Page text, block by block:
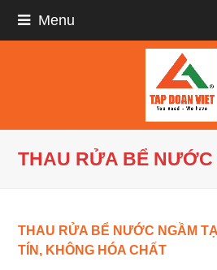
Menu
THAU RỬA BỂ NƯỚC
THAU RỬA BỂ NƯỚC NGẦM
TÍN, KHÔNG HÓA CHẤT